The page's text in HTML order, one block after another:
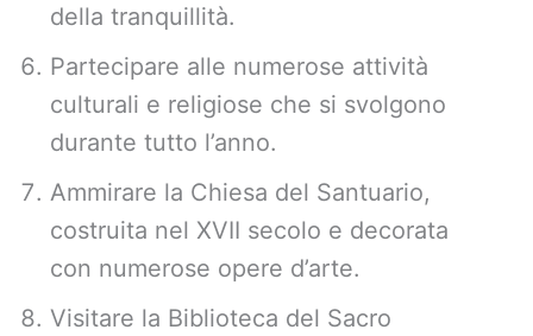
della tranquillità.
Partecipare alle numerose attività
culturali e religiose che si svolgono
durante tutto l’anno.
Ammirare la Chiesa del Santuario,
costruita nel XVII secolo e decorata
con numerose opere d’arte.
Visitare la Biblioteca del Sacro